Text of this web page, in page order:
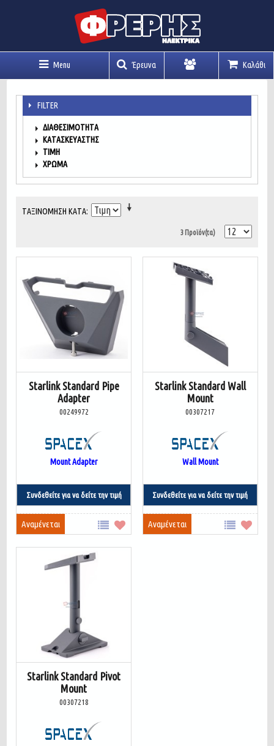
Menu Έρευνα Καλάθι
FILTER
ΔΙΑΘΕΣΙΜΌΤΗΤΑ
ΚΑΤΑΣΚΕΥΑΣΤΉΣ
ΤΙΜΉ
ΧΡΏΜΑ
ΤΑΞΙΝΌΜΗΣΗ ΚΑΤΆ
3 Προϊόν(τα)
Starlink Standard Pipe
Adapter
00249972
Mount Adapter
Συνδεθείτε για να δείτε την τιμή
Αναμένεται
Starlink Standard Wall
Mount
00307217
Wall Mount
Συνδεθείτε για να δείτε την τιμή
Αναμένεται
Starlink Standard Pivot
Mount
00307218